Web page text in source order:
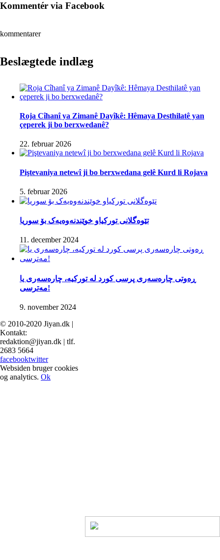
Kommentér via Facebook
kommentarer
Beslægtede indlæg
Roja Cîhanî ya Zimanê Dayîkê: Hêmaya Desthilatê yan
çeperek ji bo berxwedanê?
22. februar 2026
Piştevaniya netewî ji bo berxwedana gelê Kurd li Rojava
5. februar 2026
تێوەگلانی تورکیاو خوێندنەوەیەک بۆ سوریا
11. december 2024
ڕەوتی چارەسەری پرسی کورد لە تورکیە، چارەسەری یا
مەترسی!
9. november 2024
© 2010-2020 Jiyan.dk |
Kontakt:
redaktion@jiyan.dk | tlf.
2683 5664
facebooktwitter
Websiden bruger cookies
og analytics. Ok